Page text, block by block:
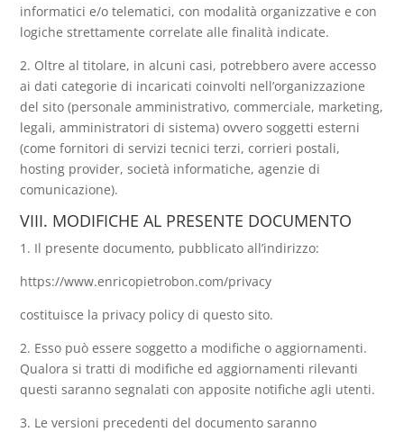
informatici e/o telematici, con modalità organizzative e con
logiche strettamente correlate alle finalità indicate.
2. Oltre al titolare, in alcuni casi, potrebbero avere accesso
ai dati categorie di incaricati coinvolti nell’organizzazione
del sito (personale amministrativo, commerciale, marketing,
legali, amministratori di sistema) ovvero soggetti esterni
(come fornitori di servizi tecnici terzi, corrieri postali,
hosting provider, società informatiche, agenzie di
comunicazione).
VIII. MODIFICHE AL PRESENTE DOCUMENTO
1. Il presente documento, pubblicato all’indirizzo:
https://www.enricopietrobon.com/privacy
costituisce la privacy policy di questo sito.
2. Esso può essere soggetto a modifiche o aggiornamenti.
Qualora si tratti di modifiche ed aggiornamenti rilevanti
questi saranno segnalati con apposite notifiche agli utenti.
3. Le versioni precedenti del documento saranno